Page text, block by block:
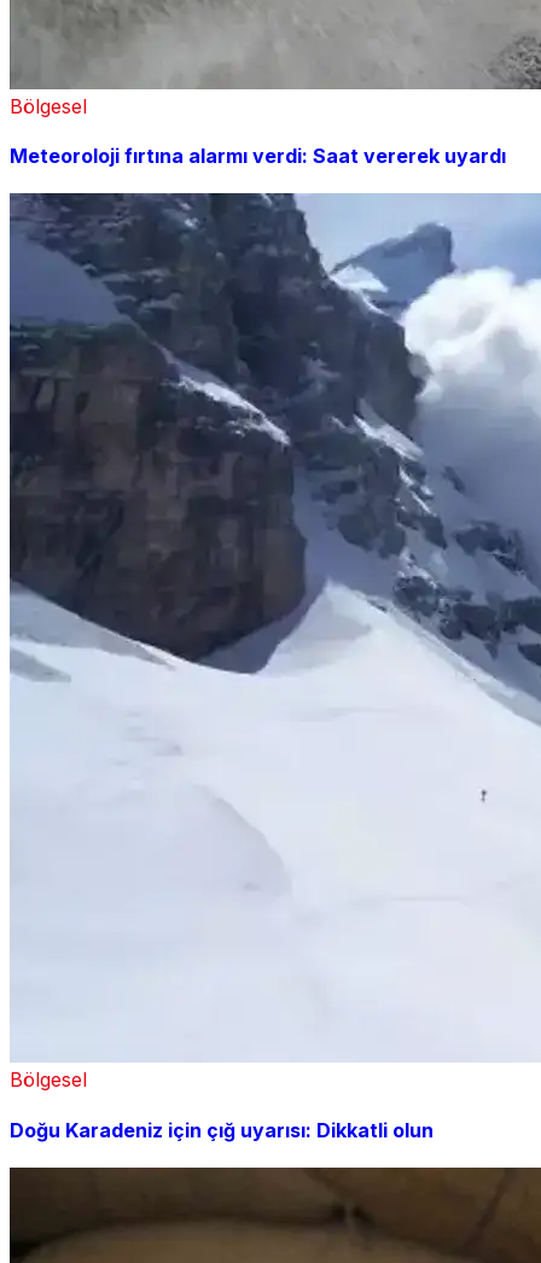
Bölgesel
Meteoroloji fırtına alarmı verdi: Saat vererek uyardı
Bölgesel
Doğu Karadeniz için çığ uyarısı: Dikkatli olun